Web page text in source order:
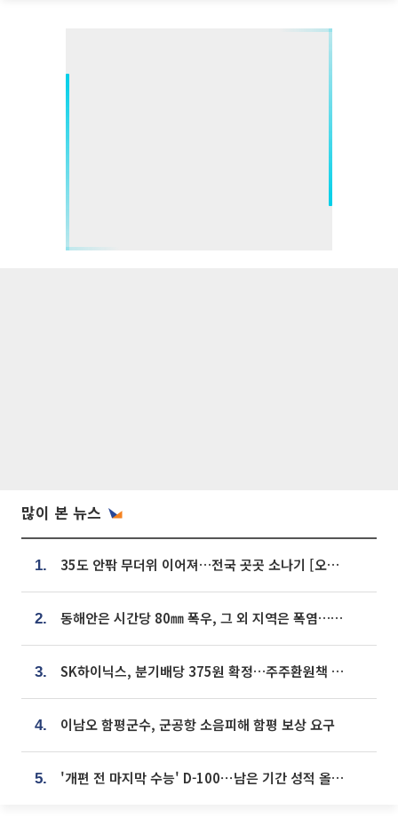
많이 본 뉴스
1. 35도 안팎 무더위 이어져…전국 곳곳 소나기 [오늘 날씨]
2. 동해안은 시간당 80㎜ 폭우, 그 외 지역은 폭염…‘극과 극 날씨’
3. SK하이닉스, 분기배당 375원 확정…주주환원책 9월로 앞당겨 발표
4. 이남오 함평군수, 군공항 소음피해 함평 보상 요구
5. '개편 전 마지막 수능' D-100⋯남은 기간 성적 올릴 전략은